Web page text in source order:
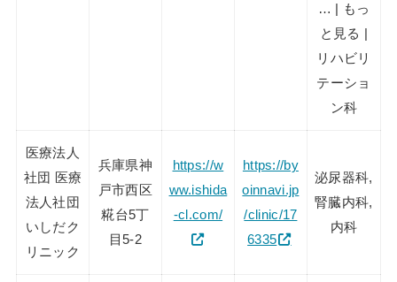
… | もっ
と見る |
リハビリ
テーショ
ン科
医療法人
社団 医療
法人社団
いしだク
リニック
兵庫県神
戸市西区
糀台5丁
目5-2
https://w
ww.ishida
-cl.com/
https://by
oinnavi.jp
/clinic/17
6335
泌尿器科,
腎臓内科,
内科